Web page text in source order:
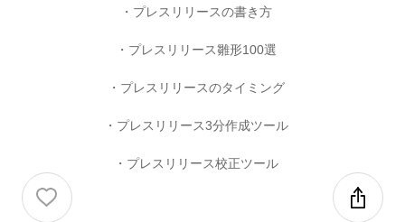
プレスリリースの書き方
プレスリリース雛形100選
プレスリリースのタイミング
プレスリリース3分作成ツール
プレスリリース校正ツール